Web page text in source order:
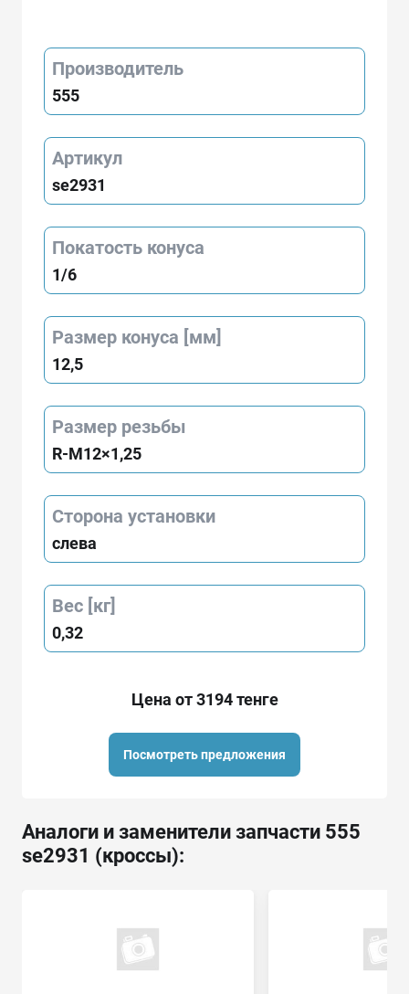
Производитель
555
Артикул
se2931
Покатость конуса
1/6
Размер конуса [мм]
12,5
Размер резьбы
R-M12×1,25
Сторона установки
слева
Вес [кг]
0,32
Цена от 3194 тенге
Посмотреть предложения
Аналоги и заменители запчасти 555
se2931 (кроссы):